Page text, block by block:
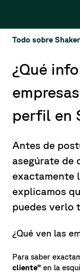
Todo sobre
¿Qué
perfil en
Antes de
asegúrate de
exactamente
explicamos
puedes verlo
¿Qué ven las
Para saber
cliente" en la